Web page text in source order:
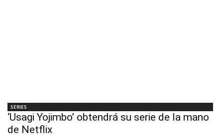
SERIES
‘Usagi Yojimbo’ obtendrá su serie de la mano
de Netflix